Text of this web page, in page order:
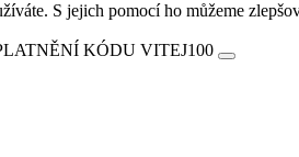
S jejich pomocí ho můžeme
KÓDU VITEJ100